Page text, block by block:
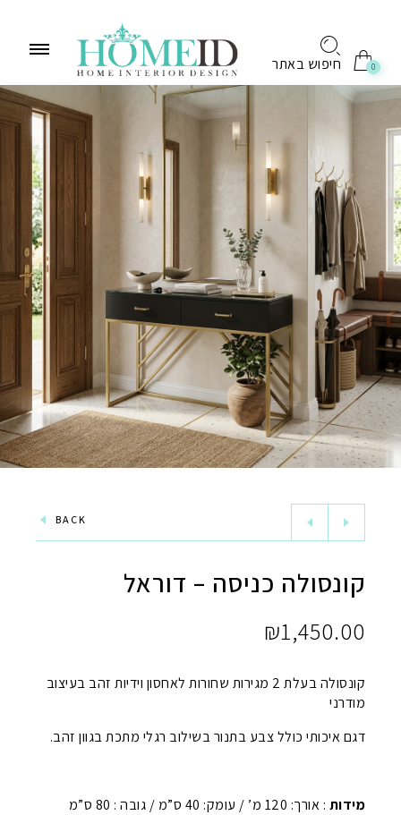
חיפוש באתר 0
BACK
קונסולה כניסה – דוראל
₪1,450.00
קונסולה בעלת 2 מגירות שחורות לאחסון וידיות זהב בעיצוב
מודרני
דגם איכותי כולל צבע בתנור בשילוב רגלי מתכת בגוון זהב.
מידות : אורך: 120 מ’ / עומק: 40 ס”מ / גובה : 80 ס”מ